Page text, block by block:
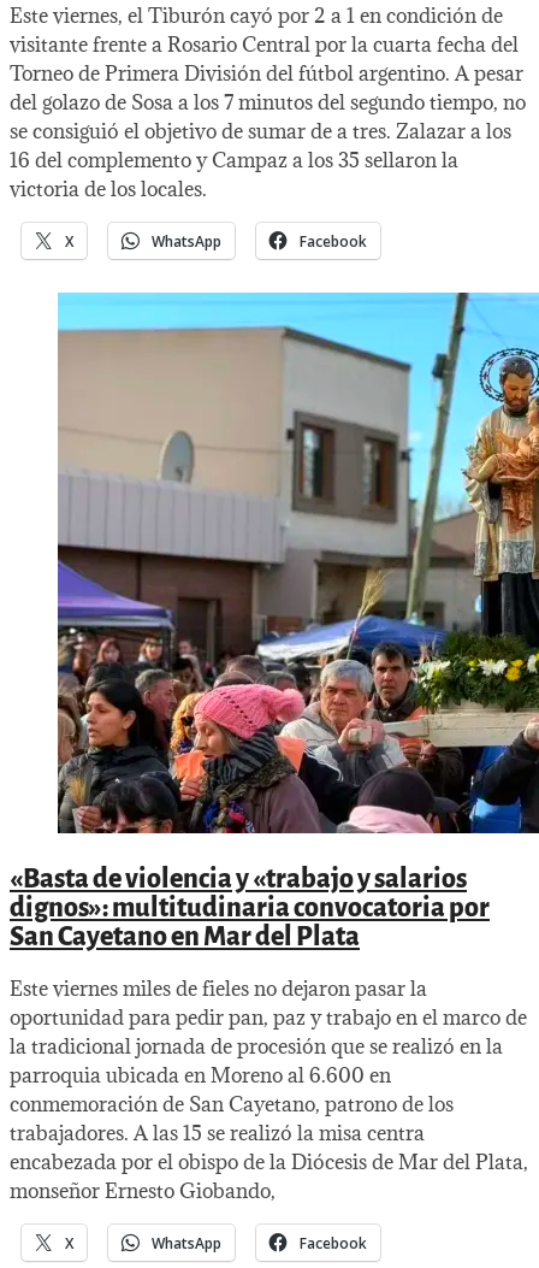
Este viernes, el Tiburón cayó por 2 a 1 en condición de
visitante frente a Rosario Central por la cuarta fecha del
Torneo de Primera División del fútbol argentino. A pesar
del golazo de Sosa a los 7 minutos del segundo tiempo, no
se consiguió el objetivo de sumar de a tres. Zalazar a los
16 del complemento y Campaz a los 35 sellaron la
victoria de los locales.
X WhatsApp Facebook
«Basta de violencia y «trabajo y salarios
dignos»: multitudinaria convocatoria por
San Cayetano en Mar del Plata
Este viernes miles de fieles no dejaron pasar la
oportunidad para pedir pan, paz y trabajo en el marco de
la tradicional jornada de procesión que se realizó en la
parroquia ubicada en Moreno al 6.600 en
conmemoración de San Cayetano, patrono de los
trabajadores. A las 15 se realizó la misa centra
encabezada por el obispo de la Diócesis de Mar del Plata,
monseñor Ernesto Giobando,
X WhatsApp Facebook